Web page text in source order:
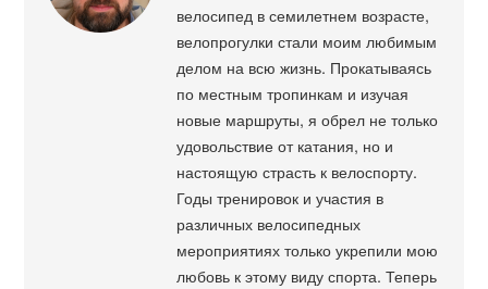
велосипед в семилетнем возрасте,
велопрогулки стали моим любимым
делом на всю жизнь. Прокатываясь
по местным тропинкам и изучая
новые маршруты, я обрел не только
удовольствие от катания, но и
настоящую страсть к велоспорту.
Годы тренировок и участия в
различных велосипедных
мероприятиях только укрепили мою
любовь к этому виду спорта. Теперь